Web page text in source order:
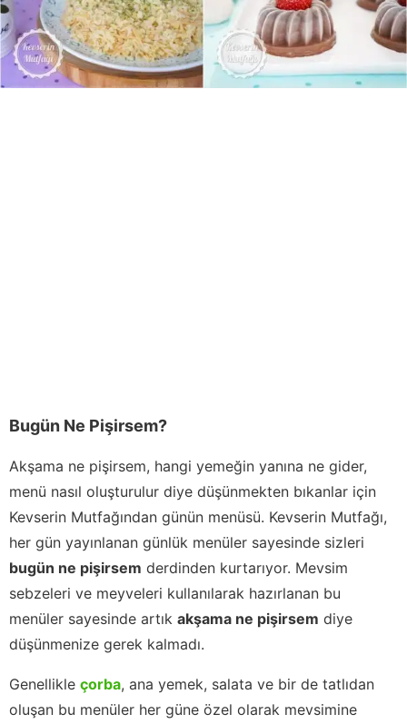
Bugün Ne Pişirsem?
Akşama ne pişirsem, hangi yemeğin yanına ne gider,
menü nasıl oluşturulur diye düşünmekten bıkanlar için
Kevserin Mutfağından günün menüsü. Kevserin Mutfağı,
her gün yayınlanan günlük menüler sayesinde sizleri
bugün ne pişirsem derdinden kurtarıyor. Mevsim
sebzeleri ve meyveleri kullanılarak hazırlanan bu
menüler sayesinde artık akşama ne pişirsem diye
düşünmenize gerek kalmadı.
Genellikle çorba, ana yemek, salata ve bir de tatlıdan
oluşan bu menüler her güne özel olarak mevsimine